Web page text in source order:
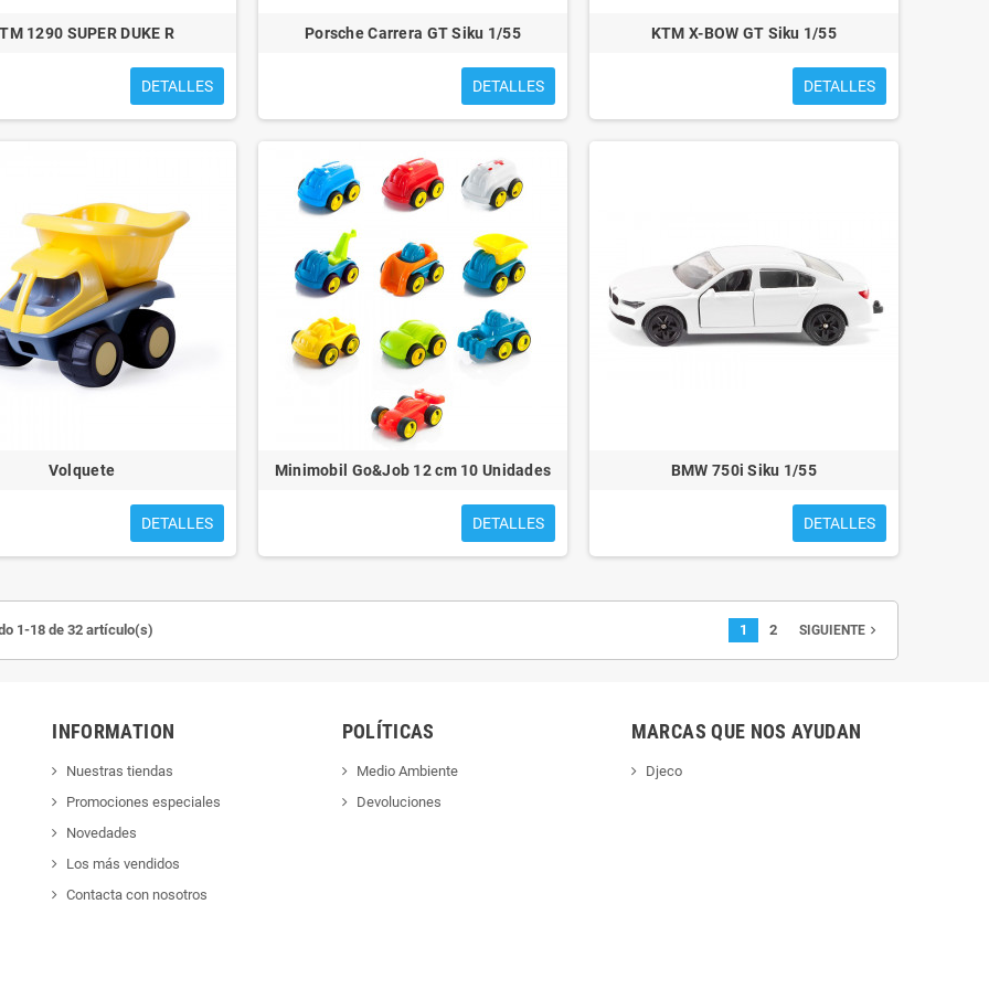
1290 SUPER DUKE R
DETALLES
Porsche Carrera GT Siku 1/55
DETALLES
KTM X-BOW GT Siku 1/55
DETALLES
Volquete
DETALLES
Minimobil Go&Job 12 cm 10 Unidades
DETALLES
BMW 750i Siku 1/55
DETALLES
1-18 de 32 artículo(s) 1 2 SIGUIENTEnavigate_next
INFORMATION
Nuestras tiendas
Promociones especiales
Novedades
Los más vendidos
Contacta con nosotros
POLÍTICAS
Medio Ambiente
Devoluciones
MARCAS QUE NOS AYUDAN
Djeco